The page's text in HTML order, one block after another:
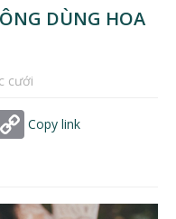
DÙNG HOA
cưới
Copy link